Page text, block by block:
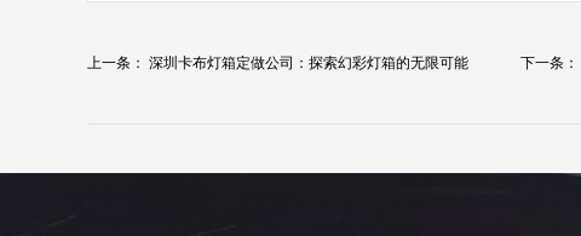
上一条： 深圳卡布灯箱定做公司：探索幻彩灯箱的无限可能 下一条：